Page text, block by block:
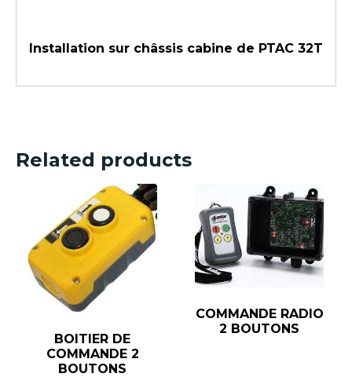
Installation sur châssis cabine de PTAC 32T
Related products
BOITIER DE
COMMANDE 2
BOUTONS
COMMANDE RADIO
2 BOUTONS